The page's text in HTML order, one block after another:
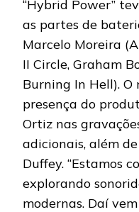
“Hybrid Power”
as partes de
Marcelo Moreira
II Circle, Graham
Burning In Hell).
presença do
Ortiz nas
adicionais, além
Duffey. “Estamos
explorando
modernas. Daí